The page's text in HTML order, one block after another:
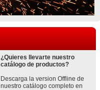
¿Quieres llevarte nuestro
catálogo de productos?
Descarga la version Offline de
nuestro catálogo completo en